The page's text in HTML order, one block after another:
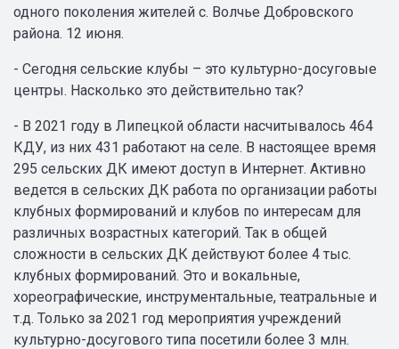
одного поколения жителей с. Волчье Добровского
района. 12 июня.
- Сегодня сельские клубы – это культурно-досуговые
центры. Насколько это действительно так?
- В 2021 году в Липецкой области насчитывалось 464
КДУ, из них 431 работают на селе. В настоящее время
295 сельских ДК имеют доступ в Интернет. Активно
ведется в сельских ДК работа по организации работы
клубных формирований и клубов по интересам для
различных возрастных категорий. Так в общей
сложности в сельских ДК действуют более 4 тыс.
клубных формирований. Это и вокальные,
хореографические, инструментальные, театральные и
т.д. Только за 2021 год мероприятия учреждений
культурно-досугового типа посетили более 3 млн.